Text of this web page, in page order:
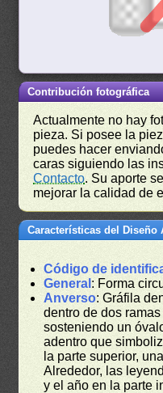
Contribución fotográfica
Actualmente no hay
pieza. Si posee la
puedes hacer
caras siguiendo las
Contacto. Su aporte
mejorar la calidad de
Características del Diseño
Código de
General : Forma
Anverso: Gráfila
dentro de dos
sosteniendo un
adentro que
la parte superior,
Alrededor, las
y el año en la parte